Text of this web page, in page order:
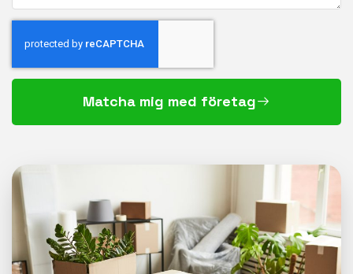
Matcha mig med företag